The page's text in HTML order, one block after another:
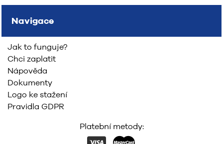
Navigace
Jak to funguje?
Chci zaplatit
Nápověda
Dokumenty
Logo ke stažení
Pravidla GDPR
Platební metody: